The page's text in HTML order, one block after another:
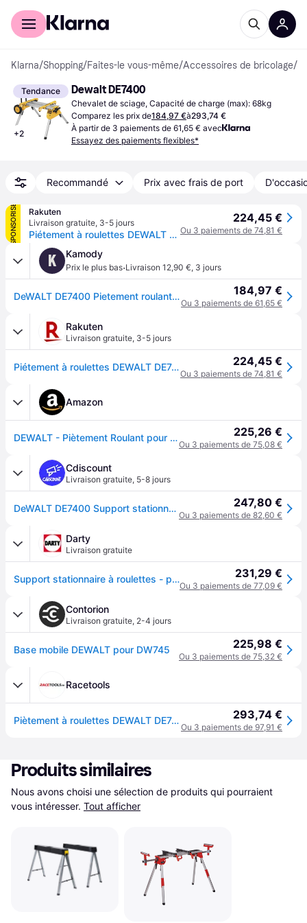
Acheter avec Klarna
Klarna/Shopping/Faites-le vous-même/Accessoires de bricolage/
Tendance
+2
Dewalt DE7400
Chevalet de sciage, Capacité de charge (max): 68kg
Comparez les prix de184,97 €à293,74 €
À partir de 3 paiements de 61,65 € avec
Essayez des paiements flexibles*
Recommandé Prix avec frais de port
SPONSORISÉ
Rakuten
Livraison gratuite, 3-5 jours
Piétement à roulettes DEWALT DE7400 pour DW744/DW745
224,45 €
Ou 3 paiements de 74,81 €
K Kamody
Prix le plus bas·Livraison 12,90 €, 3 jours
DeWALT DE7400 Pietement roulant pour scies a table 184,97 €
Ou 3 paiements de 61,65 €
Rakuten
Livraison gratuite, 3-5 jours
Piétement à roulettes DEWALT DE7400 pour DW744/DW745 224,45 €
Ou 3 paiements de 74,81 €
Amazon
DEWALT - Piètement Roulant pour Scies à Table - DE7400-XJ - Support Stationnaire Léger et Facilement Transportable en Aluminium - 83x91cm - Poids 15,5kg - Charge d’Utilisation Maximum 68kg 225,26 €
Ou 3 paiements de 75,08 €
Cdiscount
Livraison gratuite, 5-8 jours
DeWALT DE7400 Support stationnaire scies à table 247,80 €
Ou 3 paiements de 82,60 €
Darty
Livraison gratuite
Support stationnaire à roulettes - pour DW744 et DW745 - DE7400 231,29 €
Ou 3 paiements de 77,09 €
Contorion
Livraison gratuite, 2-4 jours
Base mobile DEWALT pour DW745 225,98 €
Ou 3 paiements de 75,32 €
Racetools
Piètement à roulettes DEWALT DE7400 pour DW744/DW745 293,74 €
Ou 3 paiements de 97,91 €
Produits similaires
Nous avons choisi une sélection de produits qui pourraient
vous intéresser. Tout afficher